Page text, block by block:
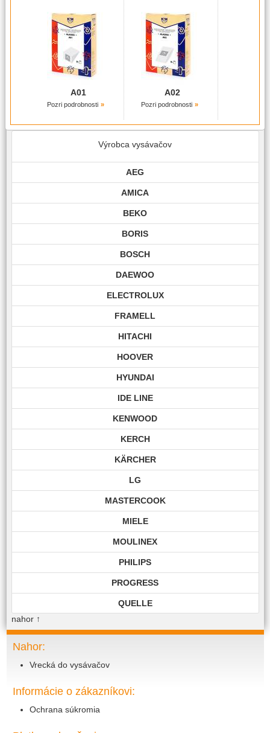
A01
Pozri podrobnosti
A02
Pozri podrobnosti
Výrobca vysávačov
AEG
AMICA
BEKO
BORIS
BOSCH
DAEWOO
ELECTROLUX
FRAMELL
HITACHI
HOOVER
HYUNDAI
IDE LINE
KENWOOD
KERCH
KÄRCHER
LG
MASTERCOOK
MIELE
MOULINEX
PHILIPS
PROGRESS
QUELLE
SIEMENS
nahor↑
Nahor:
Vrecká do vysávačov
Informácie o zákazníkovi:
Ochrana súkromia